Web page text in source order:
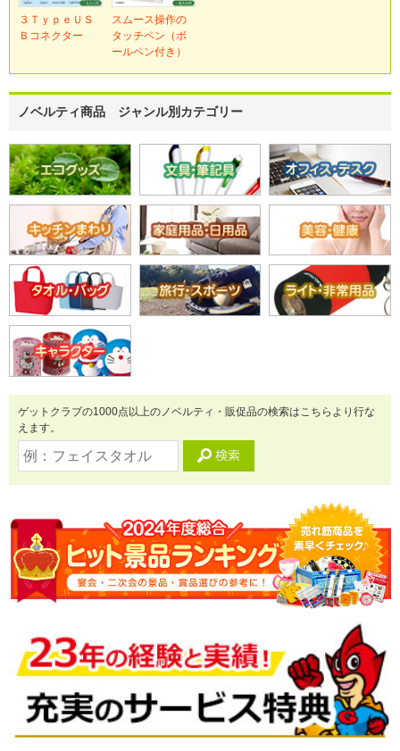
３ＴｙｐｅＵＳ
Ｂコネクター
スムース操作の
タッチペン（ボ
ールペン付き）
ノベルティ商品 ジャンル別カテゴリー
ゲットクラブの1000点以上のノベルティ・販促品の検索はこちらより行な
えます。